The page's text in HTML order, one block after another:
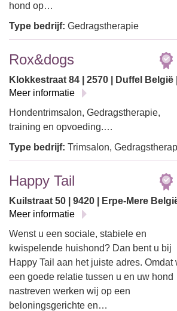
hond op…
Type bedrijf: Gedragstherapie
Rox&dogs
Klokkestraat 84 | 2570 | Duffel België |
Meer informatie
Hondentrimsalon, Gedragstherapie,
training en opvoeding.…
Type bedrijf: Trimsalon,
Happy Tail
Kuilstraat 50 | 9420 | Erpe-Mere België
Meer informatie
Wenst u een sociale, stabiele en
kwispelende huishond? Dan bent u bij
Happy Tail aan het juiste adres. Omdat
een goede relatie tussen u en uw hond
nastreven werken wij op een
beloningsgerichte en…